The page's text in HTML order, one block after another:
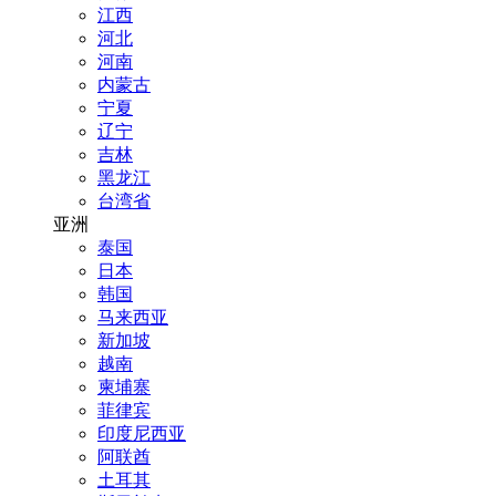
江西
河北
河南
内蒙古
宁夏
辽宁
吉林
黑龙江
台湾省
亚洲
泰国
日本
韩国
马来西亚
新加坡
越南
柬埔寨
菲律宾
印度尼西亚
阿联酋
土耳其